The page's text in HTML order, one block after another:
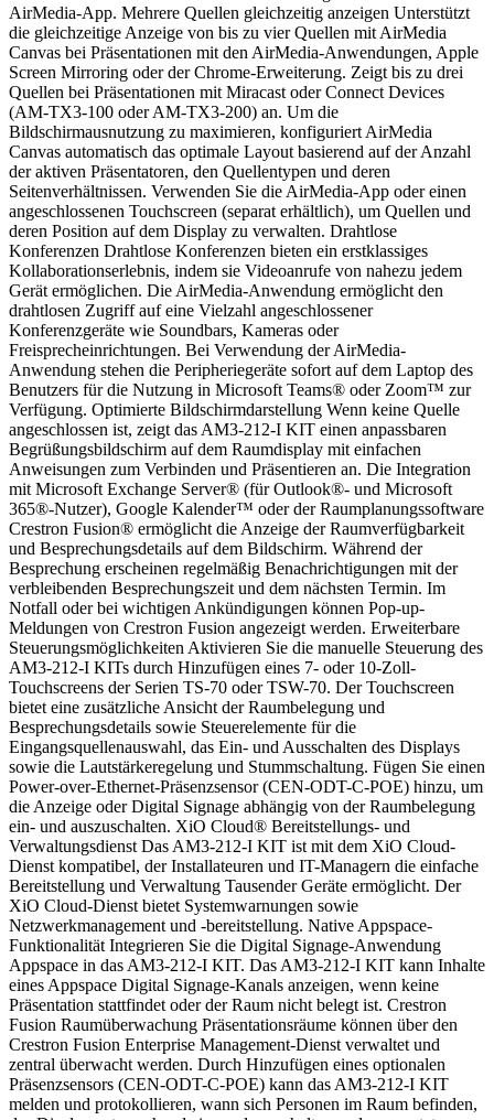
AirMedia-App. Mehrere Quellen gleichzeitig anzeigen Unterstützt
die gleichzeitige Anzeige von bis zu vier Quellen mit AirMedia
Canvas bei Präsentationen mit den AirMedia-Anwendungen, Apple
Screen Mirroring oder der Chrome-Erweiterung. Zeigt bis zu drei
Quellen bei Präsentationen mit Miracast oder Connect Devices
(AM-TX3-100 oder AM-TX3-200) an. Um die
Bildschirmausnutzung zu maximieren, konfiguriert AirMedia
Canvas automatisch das optimale Layout basierend auf der Anzahl
der aktiven Präsentatoren, den Quellentypen und deren
Seitenverhältnissen. Verwenden Sie die AirMedia-App oder einen
angeschlossenen Touchscreen (separat erhältlich), um Quellen und
deren Position auf dem Display zu verwalten. Drahtlose
Konferenzen Drahtlose Konferenzen bieten ein erstklassiges
Kollaborationserlebnis, indem sie Videoanrufe von nahezu jedem
Gerät ermöglichen. Die AirMedia-Anwendung ermöglicht den
drahtlosen Zugriff auf eine Vielzahl angeschlossener
Konferenzgeräte wie Soundbars, Kameras oder
Freisprecheinrichtungen. Bei Verwendung der AirMedia-
Anwendung stehen die Peripheriegeräte sofort auf dem Laptop des
Benutzers für die Nutzung in Microsoft Teams® oder Zoom™ zur
Verfügung. Optimierte Bildschirmdarstellung Wenn keine Quelle
angeschlossen ist, zeigt das AM3-212-I KIT einen anpassbaren
Begrüßungsbildschirm auf dem Raumdisplay mit einfachen
Anweisungen zum Verbinden und Präsentieren an. Die Integration
mit Microsoft Exchange Server® (für Outlook®- und Microsoft
365®-Nutzer), Google Kalender™ oder der Raumplanungssoftware
Crestron Fusion® ermöglicht die Anzeige der Raumverfügbarkeit
und Besprechungsdetails auf dem Bildschirm. Während der
Besprechung erscheinen regelmäßig Benachrichtigungen mit der
verbleibenden Besprechungszeit und dem nächsten Termin. Im
Notfall oder bei wichtigen Ankündigungen können Pop-up-
Meldungen von Crestron Fusion angezeigt werden. Erweiterbare
Steuerungsmöglichkeiten Aktivieren Sie die manuelle Steuerung des
AM3-212-I KITs durch Hinzufügen eines 7- oder 10-Zoll-
Touchscreens der Serien TS-70 oder TSW-70. Der Touchscreen
bietet eine zusätzliche Ansicht der Raumbelegung und
Besprechungsdetails sowie Steuerelemente für die
Eingangsquellenauswahl, das Ein- und Ausschalten des Displays
sowie die Lautstärkeregelung und Stummschaltung. Fügen Sie einen
Power-over-Ethernet-Präsenzsensor (CEN-ODT-C-POE) hinzu, um
die Anzeige oder Digital Signage abhängig von der Raumbelegung
ein- und auszuschalten. XiO Cloud® Bereitstellungs- und
Verwaltungsdienst Das AM3-212-I KIT ist mit dem XiO Cloud-
Dienst kompatibel, der Installateuren und IT-Managern die einfache
Bereitstellung und Verwaltung Tausender Geräte ermöglicht. Der
XiO Cloud-Dienst bietet Systemwarnungen sowie
Netzwerkmanagement und -bereitstellung. Native Appspace-
Funktionalität Integrieren Sie die Digital Signage-Anwendung
Appspace in das AM3-212-I KIT. Das AM3-212-I KIT kann Inhalte
eines Appspace Digital Signage-Kanals anzeigen, wenn keine
Präsentation stattfindet oder der Raum nicht belegt ist. Crestron
Fusion Raumüberwachung Präsentationsräume können über den
Crestron Fusion Enterprise Management-Dienst verwaltet und
zentral überwacht werden. Durch Hinzufügen eines optionalen
Präsenzsensors (CEN-ODT-C-POE) kann das AM3-212-I KIT
melden und protokollieren, wann sich Personen im Raum befinden,